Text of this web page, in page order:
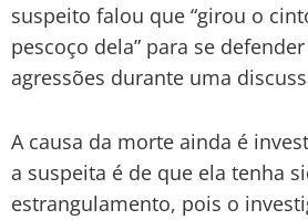
suspeito falou que “girou o
pescoço dela” para se
agressões durante uma
A causa da morte ainda é
a suspeita é de que ela tenha
estrangulamento, pois o